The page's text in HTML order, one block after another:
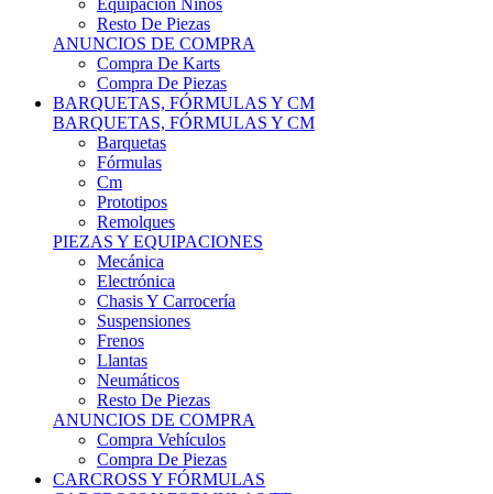
ANUNCIOS DE COMPRA
Compra De Karts
Compra De Piezas
BARQUETAS, FÓRMULAS Y CM
BARQUETAS, FÓRMULAS Y CM
Barquetas
Fórmulas
Cm
Prototipos
Remolques
PIEZAS Y EQUIPACIONES
Mecánica
Electrónica
Chasis Y Carrocería
Suspensiones
Frenos
Llantas
Neumáticos
Resto De Piezas
ANUNCIOS DE COMPRA
Compra Vehículos
Compra De Piezas
CARCROSS Y FÓRMULAS
CARCROSS Y FORMULAS TT